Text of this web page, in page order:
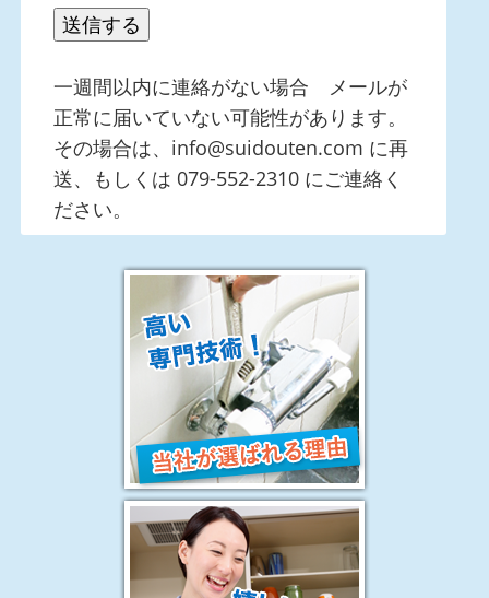
一週間以内に連絡がない場合 メールが
正常に届いていない可能性があります。
その場合は、info@suidouten.com に再
送、もしくは 079-552-2310 にご連絡く
ださい。